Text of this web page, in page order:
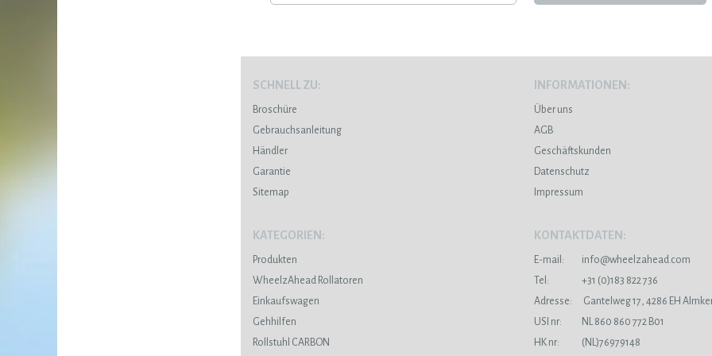
SCHNELL ZU:
Broschüre
Gebrauchsanleitung
Händler
Garantie
Sitemap
INFORMATIONEN:
Über uns
AGB
Geschäftskunden
Datenschutz
Impressum
KATEGORIEN:
Produkten
WheelzAhead Rollatoren
Einkaufswagen
Gehhilfen
Rollstuhl CARBON
KONTAKTDATEN:
E-mail:
info@wheelzahead.com
Tel:
+31 (0)183 822 736
Adresse:
Gantelweg 17, 4286 EH
USI nr:
NL 860 860 772 B01
HK nr:
(NL)76979148